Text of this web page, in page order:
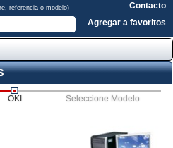
referencia o modelo)
Contacto
Agregar a favoritos
OKI Seleccione Modelo